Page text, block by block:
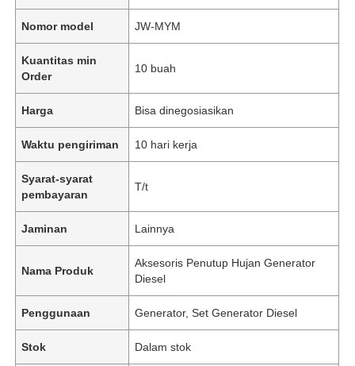
Nomor model JW-MYM
Kuantitas min
Order
10 buah
Harga Bisa dinegosiasikan
Waktu pengiriman 10 hari kerja
Syarat-syarat
pembayaran
T/t
Jaminan Lainnya
Nama Produk
Aksesoris Penutup Hujan Generator
Diesel
Penggunaan Generator, Set Generator Diesel
Stok Dalam stok